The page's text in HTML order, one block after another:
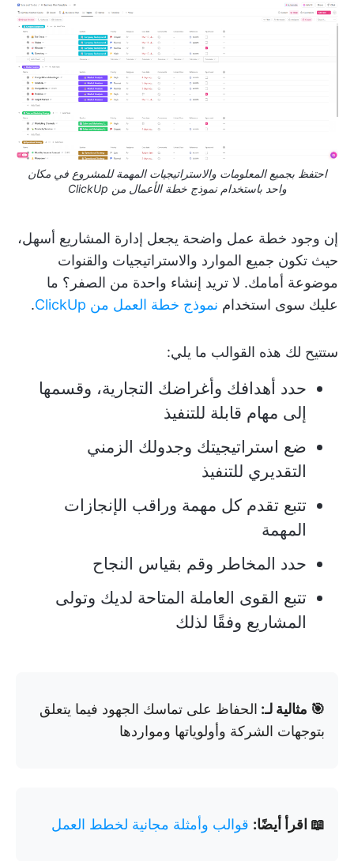
احتفظ بجميع المعلومات والاستراتيجيات المهمة للمشروع في مكان
واحد باستخدام نموذج خطة الأعمال من ClickUp
إن وجود خطة عمل واضحة يجعل إدارة المشاريع أسهل،
حيث تكون جميع الموارد والاستراتيجيات والقنوات
موضوعة أمامك. لا تريد إنشاء واحدة من الصفر؟ ما
عليك سوى استخدام نموذج خطة العمل من ClickUp .
ستتيح لك هذه القوالب ما يلي:
حدد أهدافك وأغراضك التجارية، وقسمها
إلى مهام قابلة للتنفيذ
ضع استراتيجيتك وجدولك الزمني
التقديري للتنفيذ
تتبع تقدم كل مهمة وراقب الإنجازات
المهمة
حدد المخاطر وقم بقياس النجاح
تتبع القوى العاملة المتاحة لديك وتولى
المشاريع وفقًا لذلك
🎯 مثالية لـ: الحفاظ على تماسك الجهود فيما يتعلق
بتوجهات الشركة وأولوياتها ومواردها
📖 اقرأ أيضًا: قوالب وأمثلة مجانية لخطط العمل